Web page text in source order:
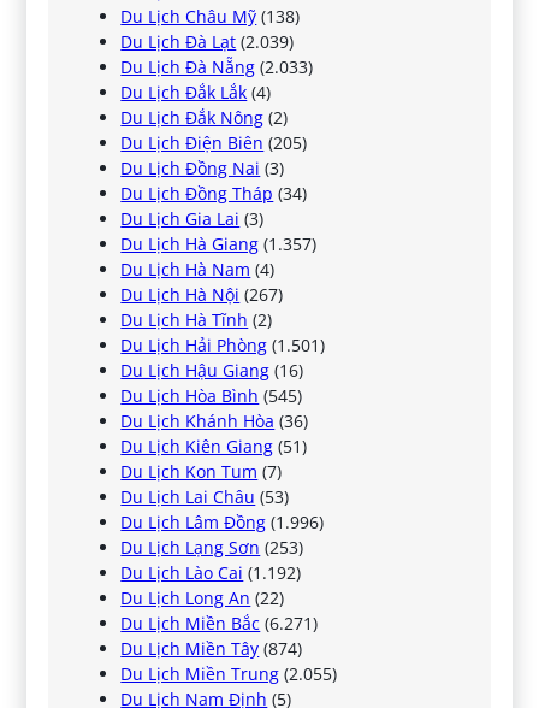
Du Lịch Châu Mỹ (138)
Du Lịch Đà Lạt (2.039)
Du Lịch Đà Nẵng (2.033)
Du Lịch Đắk Lắk (4)
Du Lịch Đắk Nông (2)
Du Lịch Điện Biên (205)
Du Lịch Đồng Nai (3)
Du Lịch Đồng Tháp (34)
Du Lịch Gia Lai (3)
Du Lịch Hà Giang (1.357)
Du Lịch Hà Nam (4)
Du Lịch Hà Nội (267)
Du Lịch Hà Tĩnh (2)
Du Lịch Hải Phòng (1.501)
Du Lịch Hậu Giang (16)
Du Lịch Hòa Bình (545)
Du Lịch Khánh Hòa (36)
Du Lịch Kiên Giang (51)
Du Lịch Kon Tum (7)
Du Lịch Lai Châu (53)
Du Lịch Lâm Đồng (1.996)
Du Lịch Lạng Sơn (253)
Du Lịch Lào Cai (1.192)
Du Lịch Long An (22)
Du Lịch Miền Bắc (6.271)
Du Lịch Miền Tây (874)
Du Lịch Miền Trung (2.055)
Du Lịch Nam Định (5)